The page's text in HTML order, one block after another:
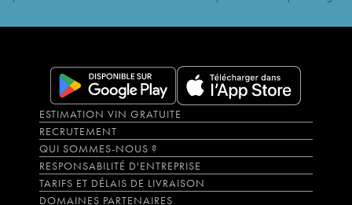
ESTIMATION VIN GRATUITE
RECRUTEMENT
QUI SOMMES-NOUS ?
RESPONSABILITÉ D'ENTREPRISE
TARIFS ET DÉLAIS DE LIVRAISON
DOMAINES PARTENAIRES